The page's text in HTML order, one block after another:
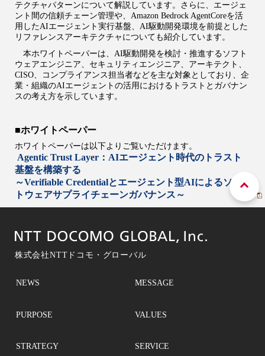
テクチャパターンについて解説しています。さらに、エージェ
ント間の信頼チェーン管理や、Amazon Bedrock AgentCoreを活
用したAIエージェント実行基盤、AI駆動開発環境を前提とした
リファレンスアーキテクチャについても紹介しています。
本ホワイトペーパーは、AI駆動開発を検討・推進するソフト
ウェアエンジニア、セキュリティエンジニア、アーキテクト、
CISO、コンプライアンス担当者などを主な対象としており、企
業・組織のAIエージェントの活用におけるトラストとガバナン
スの考え方を示しています。
■ホワイトペーパー
ホワイトペーパーは以下よりご覧いただけます。
Agentic Trust Layer：AIエージェント時代のトラスト
基盤を構築する
～Verifiable Credentialとエージェント型AIによるソフ
トウェアサプライチェーンガバナンス～
株式会社NTTドコモ・グローバル
NEWS MESSAGE
PURPOSE VALUES
STRATEGY SERVICE